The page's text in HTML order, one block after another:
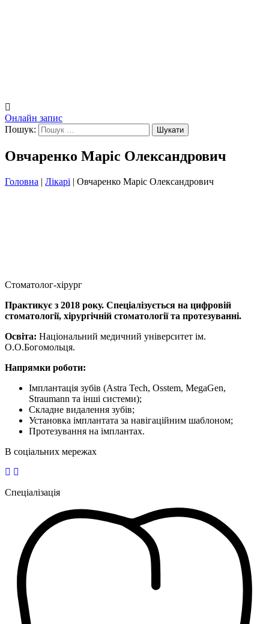
Онлайн запис
Пошук:
Овчаренко Маріс Олександрович
Головна | Лікарі | Овчаренко Маріс Олександрович
Стоматолог-хірург
Практикує з 2018 року. Спеціалізується на цифровій
стоматології, хірургічній стоматології та протезуванні.
Освіта: Національний медичний університет ім.
О.О.Богомольця.
Напрямки роботи:
Імплантація зубів (Astra Tech, Osstem, MegaGen,
Straumann та інші системи);
Складне видалення зубів;
Установка імплантата за навігаційним шаблоном;
Протезування на імплантах.
В соціальних мережах
Спеціалізація